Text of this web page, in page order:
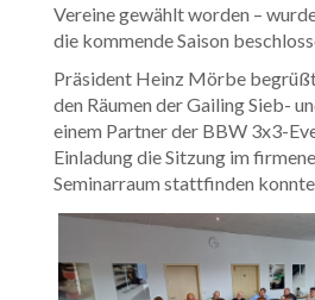
Vereine gewählt worden –
die kommende Saison
Präsident Heinz Mörbe
den Räumen der Gailing Sieb-
einem Partner der BBW 3x3-
Einladung die Sitzung im
Seminarraum stattfinden